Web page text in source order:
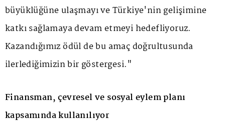
büyüklüğüne ulaşmayı ve Türkiye'nin gelişimine
katkı sağlamaya devam etmeyi hedefliyoruz.
Kazandığımız ödül de bu amaç doğrultusunda
ilerlediğimizin bir göstergesi."
Finansman, çevresel ve sosyal eylem planı
kapsamında kullanılıyor